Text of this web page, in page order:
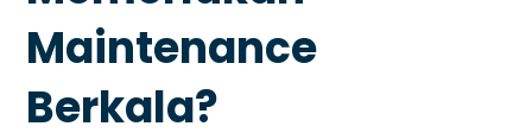
Maintenance
Berkala?